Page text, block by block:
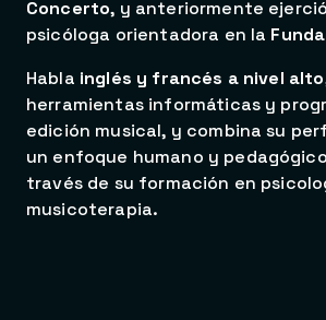
Concerto, y anteriormente
psicóloga orientadora en la
Habla inglés y francés a nivel alto
herramientas informáticas y
edición musical, y combina su
un enfoque humano y
través de su formación en
musicoterapia.